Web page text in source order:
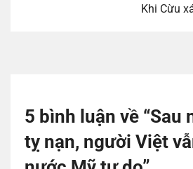
Khi Cừu
5 bình luận về “Sau
tỵ nạn, người Việt